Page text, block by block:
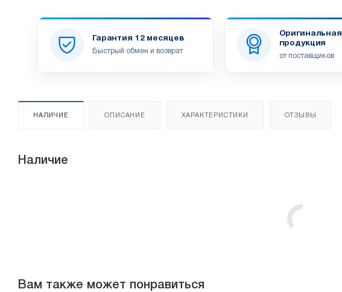
Гарантия 12 месяцев
Быстрый обмен и возврат
Оригинальная
продукция
от поставщиков
НАЛИЧИЕ ОПИСАНИЕ ХАРАКТЕРИСТИКИ ОТЗЫВЫ
Наличие
Вам также может понравиться